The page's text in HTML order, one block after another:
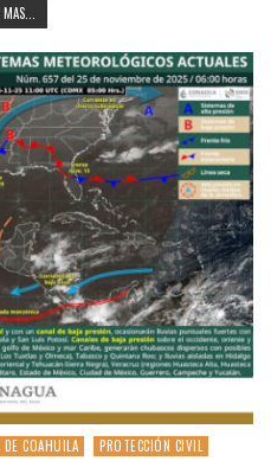
MAS...
COAHUILA PROTECCIÓN CIVIL